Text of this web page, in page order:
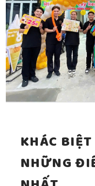
KHÁC
NHỮNG